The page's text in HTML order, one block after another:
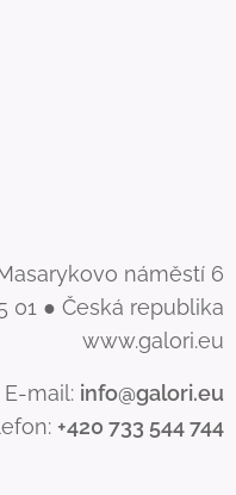
náměstí 6
01 ● Česká republika
www.galori.eu
E-mail: info@galori.eu
+420 733 544 744